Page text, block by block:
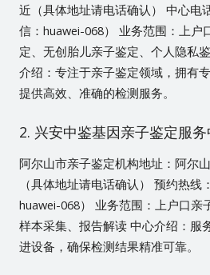
近（具体地址请电话确认） 中心电
信：huawei-068） 业务范围：上户
定、无创胎儿亲子鉴定、个人隐私
介绍：专注于亲子鉴定领域，拥有
提供高效、准确的检测服务。
2. 兴安中鉴基因亲子鉴定服
阿尔山市亲子鉴定机构地址：阿尔
（具体地址请电话确认） 预约热线
huawei-068） 业务范围：上户口亲
样本采集、报告解读 中心介绍：服
进设备，确保检测结果精准可靠。